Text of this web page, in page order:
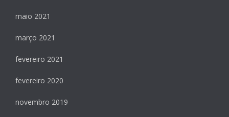
maio 2021
março 2021
fevereiro 2021
fevereiro 2020
novembro 2019